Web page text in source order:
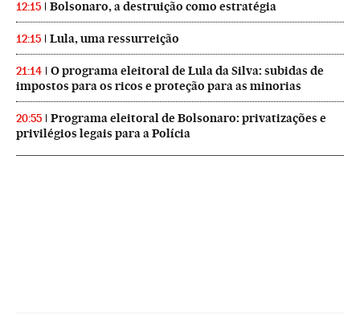
12:15 Bolsonaro, a destruição como estratégia
12:15 Lula, uma ressurreição
21:14
O programa eleitoral de Lula da Silva: subidas de
impostos para os ricos e proteção para as minorias
20:55
Programa eleitoral de Bolsonaro: privatizações e
privilégios legais para a Polícia